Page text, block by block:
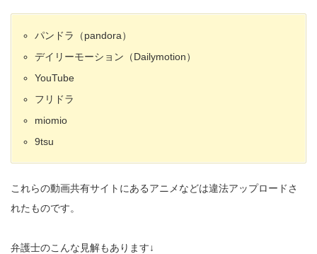
パンドラ（pandora）
デイリーモーション（Dailymotion）
YouTube
フリドラ
miomio
9tsu
これらの動画共有サイトにあるアニメなどは違法アップロードさ
れたものです。
弁護士のこんな見解もあります↓